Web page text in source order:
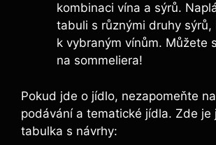
kombinaci vína a sýrů.
tabuli s různými druhy
k vybraným vínům. Můžete
na sommeliera!
Pokud jde o jídlo, nezapomeňte
podávání a tematické jídla. Zde je
tabulka s návrhy: